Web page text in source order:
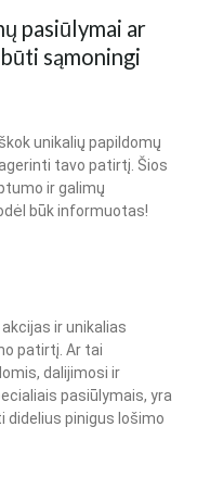
pasiūlymai ar
sąmoningi
unikalių papildomų
tavo patirtį. Šios
ir galimų
būk informuotas!
ir unikalias
patirtį. Ar tai
dalijimosi ir
pasiūlymais, yra
didelius pinigus lošimo